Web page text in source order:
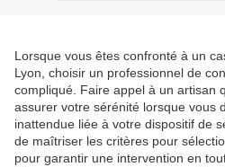
Lorsque vous êtes confronté à un
Lyon, choisir un professionnel de
compliqué. Faire appel à un artisan
assurer votre sérénité lorsque vous
inattendue liée à votre dispositif de
de maîtriser les critères pour
pour garantir une intervention en